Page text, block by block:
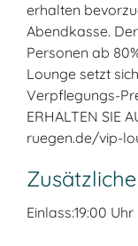
erhalten
Abendkasse.
Personen ab
Lounge setzt
Verpflegungs-
ERHALTEN SIE
ruegen.de/vip-
Einlass:19:00